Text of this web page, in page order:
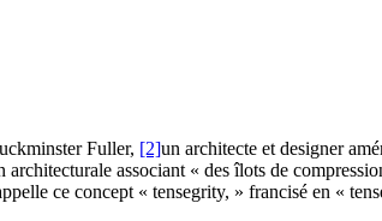
Fuller, [2]un architecte et designer
associant « des îlots de
ce concept « tensegrity, » francisé en «